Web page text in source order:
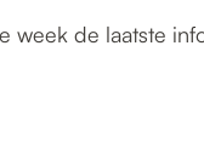
week de laatste